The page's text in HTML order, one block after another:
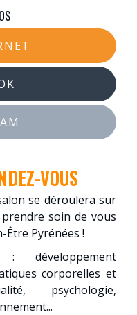
VOUS
se déroulera sur
soin de vous
Être Pyrénées !
: développement
corporelles et
psychologie,